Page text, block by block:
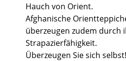
Hauch von Orient.
Afghanische
überzeugen zudem
Strapazierfähigkeit.
Überzeugen Sie sich selbst!